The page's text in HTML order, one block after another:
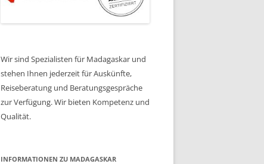
Wir sind Spezialisten für Madagaskar und
stehen Ihnen jederzeit für Auskünfte,
Reiseberatung und Beratungsgespräche
zur Verfügung. Wir bieten Kompetenz und
Qualität.
INFORMATIONEN ZU MADAGASKAR